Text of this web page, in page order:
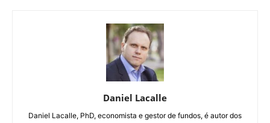
Daniel Lacalle
Daniel Lacalle, PhD, economista e gestor de fundos, é autor dos